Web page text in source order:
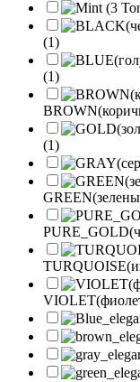
(1)
(1)
(1)